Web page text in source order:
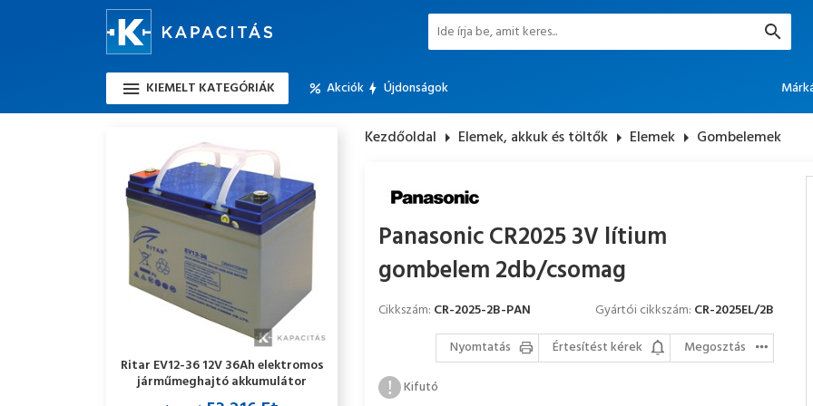
KIEMELT KATEGÓRIÁK Akciók Újdonságok
Ritar EV12-36 12V 36Ah elektromos
járműmeghajtó akkumulátor
Kezdőoldal arrow_right Elemek, akkuk és töltők arrow_right Elemek arrow_right Gombelemek
Panasonic CR2025 3V lítium
gombelem 2db/csomag
Cikkszám: CR-2025-2B-PAN Gyártói cikkszám: CR-2025EL/2B
Nyomtatás
Értesítést kérek
Megosztás
Kifutó